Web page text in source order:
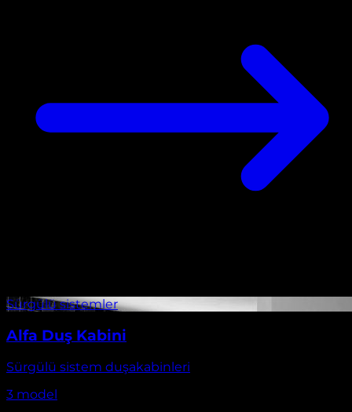
Alfa Duş Kabini
Sürgülü sistem duşakabinleri
3 model